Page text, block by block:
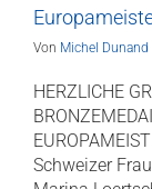
Von Michel Dunand
HERZLICHE
Schweizer